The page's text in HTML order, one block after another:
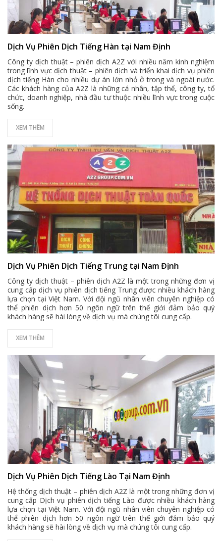
Dịch Vụ Phiên Dịch Tiếng Hàn tại Nam Định
Công ty dịch thuật – phiên dịch A2Z với nhiều năm kinh nghiệm
trong lĩnh vực dịch thuật – phiên dịch và triển khai dịch vụ phiên
dịch tiếng Hàn cho nhiều dự án lớn nhỏ ở trong và ngoài nước.
Các khách hàng của A2Z là những cá nhân, tập thể, công ty, tổ
chức, doanh nghiệp, nhà đầu tư thuộc nhiều lĩnh vực trong cuộc
sống.
XEM THÊM
Dịch Vụ Phiên Dịch Tiếng Trung tại Nam Định
Công ty dịch thuật – phiên dịch A2Z là một trong những đơn vị
cung cấp dịch vụ phiên dịch tiếng Trung được nhiều khách hàng
lựa chọn tại Việt Nam. Với đội ngũ nhân viên chuyên nghiệp có
thể phiên dịch hơn 50 ngôn ngữ trên thế giới đảm bảo quý
khách hàng sẽ hài lòng về dịch vụ mà chúng tôi cung cấp.
XEM THÊM
Dịch Vụ Phiên Dịch Tiếng Lào Tại Nam Định
Hệ thống dịch thuật – phiên dịch A2Z là một trong những đơn vị
cung cấp Dịch vụ phiên dịch tiếng Lào được nhiều khách hàng
lựa chọn tại Việt Nam. Với đội ngũ nhân viên chuyên nghiệp có
thể phiên dịch hơn 50 ngôn ngữ trên thế giới đảm bảo quý
khách hàng sẽ hài lòng về dịch vụ mà chúng tôi cung cấp.